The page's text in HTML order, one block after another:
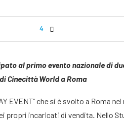
4
al primo evento nazionale di
Cinecittà World a Roma
EVENT” che si è svolto a Roma
propri incaricati di vendita. Nello